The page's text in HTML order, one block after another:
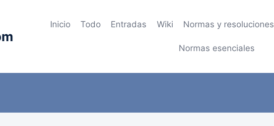
Inicio Todo Entradas Wiki Normas y resoluciones
Normas esenciales